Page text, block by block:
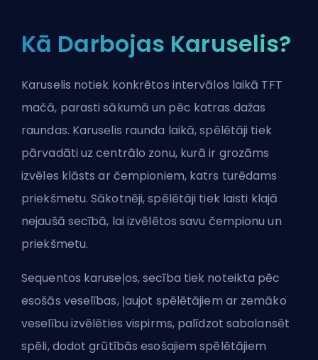
Kā Darbojas Karuselis?
Karuselis notiek konkrētos intervālos laikā TFT
mačā, parasti sākumā un pēc katras dažas
raundas. Karuselis raunda laikā, spēlētāji tiek
pārvadāti uz centrālo zonu, kurā ir grozāms
izvēles klāsts ar čempioniem, katrs turēdams
priekšmetu. Sākotnēji, spēlētāji tiek laisti klajā
nejaušā secībā, lai izvēlētos savu čempionu un
priekšmetu.
Sequentos karuseļos, secība tiek noteikta pēc
esošās veselības, ļaujot spēlētājiem ar zemāko
veselību izvēlēties vispirms, palīdzot sabalansēt
spēli, dodot grūtībās esošajiem spēlētājiem